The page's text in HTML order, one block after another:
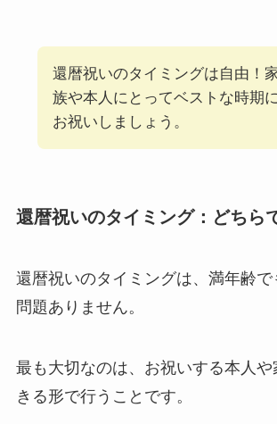
還暦祝いのタイミングは自由！
族や本人にとってベストな時期に
お祝いしましょう。
還暦祝いのタイミング：どちら
還暦祝いのタイミングは、満年齢で
問題ありません。
最も大切なのは、お祝いする本人
きる形で行うことです。